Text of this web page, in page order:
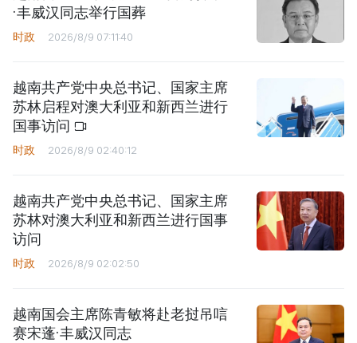
·丰威汉同志举行国葬
时政 2026/8/9 07:11:40
越南共产党中央总书记、国家主席
苏林启程对澳大利亚和新西兰进行
国事访问
时政 2026/8/9 02:40:12
越南共产党中央总书记、国家主席
苏林对澳大利亚和新西兰进行国事
访问
时政 2026/8/9 02:02:50
越南国会主席陈青敏将赴老挝吊唁
赛宋蓬·丰威汉同志